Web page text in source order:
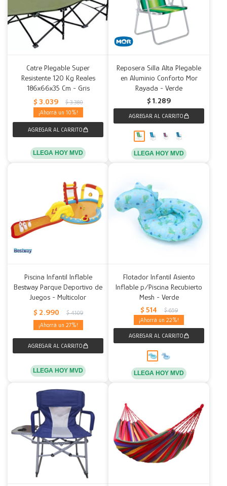
Catre Plegable Super
Resistente 120 Kg Reales
186x66x35 Cm - Gris
$ 3.039 $ 3.380
10
LLEGA HOY MVD
Reposera Silla Alta Plegable
en Aluminio Conforto Mor
Rayada - Verde
$ 1.289
LLEGA HOY MVD
Piscina Infantil Inflable
Bestway Parque Deportivo de
Juegos - Multicolor
$ 2.990 $ 4.109
27
LLEGA HOY MVD
Flotador Infantil Asiento
Inflable p/Piscina Recubierto
Mesh - Verde
$ 514 $ 659
22
LLEGA HOY MVD